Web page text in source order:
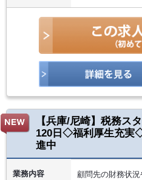
【兵庫/尼崎】税務ス
120日◇福利厚生充実
進中
業務内容
顧問先の財務状